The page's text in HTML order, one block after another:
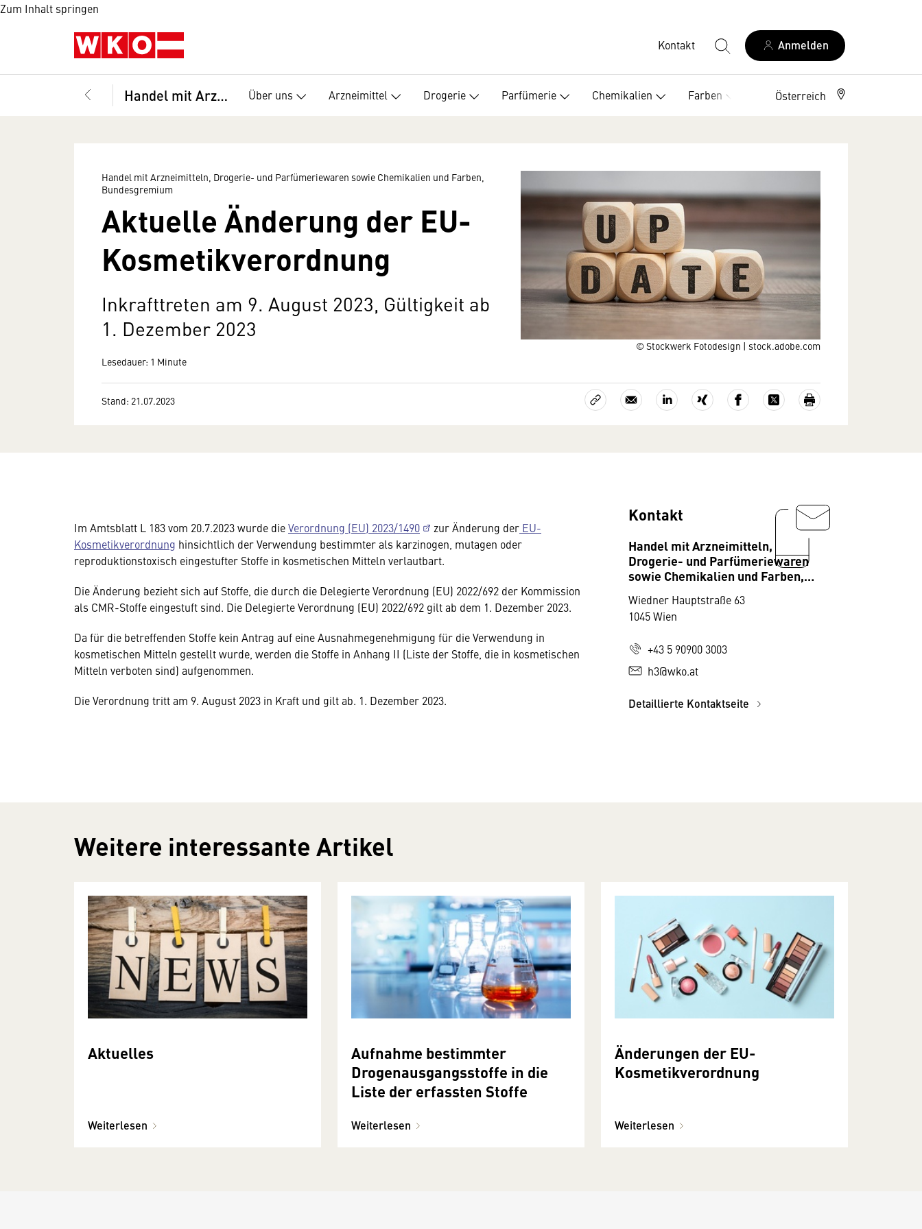
Zum Inhalt springen
Kontakt Anmelden
Handel mit Arzneimitteln, Drogerie- und Parfümeriewaren sowie Chemikalien und Farben, Bundesgremium Über uns Arzneimittel Drogerie Parfümerie Chemikalien Farben Service
Österreich
© Stockwerk Fotodesign | stock.adobe.com
Handel mit Arzneimitteln, Drogerie- und Parfümeriewaren sowie Chemikalien und Farben,
Bundesgremium
Aktuelle Änderung der EU-
Kosmetikverordnung
Inkrafttreten am 9. August 2023, Gültigkeit ab
1. Dezember 2023
Lesedauer: 1 Minute
Stand: 21.07.2023
Im Amtsblatt L 183 vom 20.7.2023 wurde dieVerordnung (EU) 2023/1490 zur Änderung der EU-
Kosmetikverordnung hinsichtlich der Verwendung bestimmter als karzinogen, mutagen oder
reproduktionstoxisch eingestufter Stoffe in kosmetischen Mitteln verlautbart.
Die Änderung bezieht sich auf Stoffe, die durch die Delegierte Verordnung (EU) 2022/692 der Kommission
als CMR-Stoffe eingestuft sind. Die Delegierte Verordnung (EU) 2022/692 gilt ab dem 1. Dezember 2023.
Da für die betreffenden Stoffe kein Antrag auf eine Ausnahmegenehmigung für die Verwendung in
kosmetischen Mitteln gestellt wurde, werden die Stoffe in Anhang II (Liste der Stoffe, die in kosmetischen
Mitteln verboten sind) aufgenommen.
Die Verordnung tritt am 9. August 2023 in Kraft und gilt ab. 1. Dezember 2023.
Kontakt
Handel mit Arzneimitteln,
Drogerie- und Parfümeriewaren
sowie Chemikalien und Farben,
Wiedner Hauptstraße 63
1045 Wien
+43 5 90900 3003
h3@wko.at
Detaillierte Kontaktseite
Weitere interessante Artikel
Aktuelles
Weiterlesen
Aufnahme bestimmter
Drogenausgangsstoffe in die
Liste der erfassten Stoffe
Weiterlesen
Änderungen der EU-
Kosmetikverordnung
Weiterlesen